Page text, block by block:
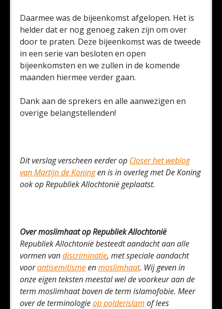
Daarmee was de bijeenkomst afgelopen. Het is
helder dat er nog genoeg zaken zijn om over
door te praten. Deze bijeenkomst was de tweede
in een serie van besloten en open
bijeenkomsten en we zullen in de komende
maanden hiermee verder gaan.
Dank aan de sprekers en alle aanwezigen en
overige belangstellenden!
Dit verslag verscheen eerder op Closer het weblog
van Martijn de Koningen is in overleg met De Koning
ook op Republiek Allochtonië geplaatst.
Over moslimhaat op Republiek Allochtonië
Republiek Allochtonië besteedt aandacht aan alle
vormen vandiscriminatie, met speciale aandacht
voorantisemitismeenmoslimhaat. Wij geven in
onze eigen teksten meestal wel de voorkeur aan de
term moslimhaat boven de term islamofobie. Meer
over de terminologieop polderislam of lees